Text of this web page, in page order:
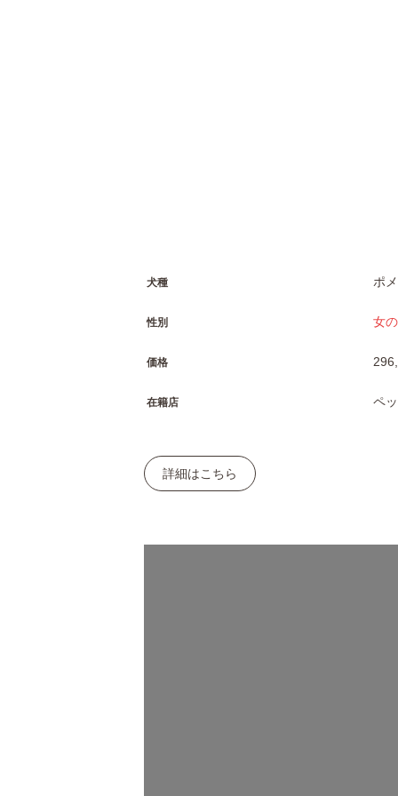
犬種 ポ
性別 女
価格
在籍店 ペ
詳細はこちら